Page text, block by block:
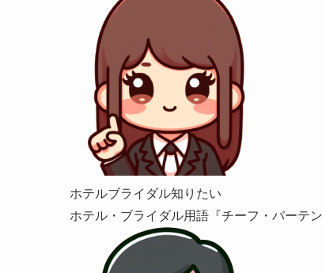
ホテルブライダル知りたい
ホテル・ブライダル用語『チーフ・バーテ